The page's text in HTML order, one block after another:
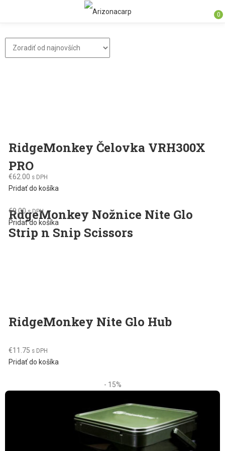
0
RidgeMonkey Čelovka VRH300X
PRO
€62.00 s DPH
Pridať do košíka
RdgeMonkey Nožnice Nite Glo
Strip n Snip Scissors
€9.00 s DPH
Pridať do košíka
RidgeMonkey Nite Glo Hub
€11.75 s DPH
Pridať do košíka
- 15%